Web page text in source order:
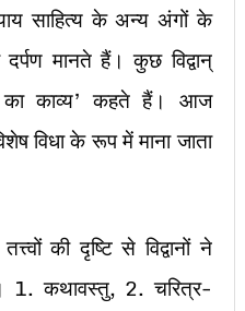
साहित्य के अन्य अंगों के
मानते हैं। कुछ विद्वान्
काव्य’ कहते हैं। आज
विधा के रूप में माना जाता
तत्त्वों की दृष्टि से विद्वानों ने
1. कथावस्तु, 2. चरित्र-